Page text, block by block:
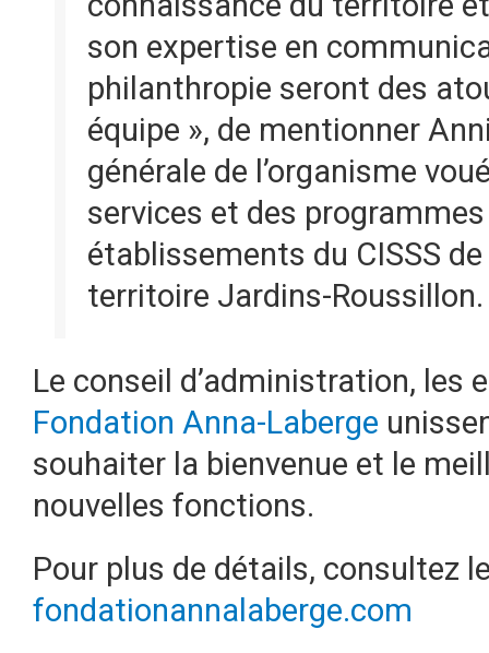
son expertise en
philanthropie seront des
équipe », de mentionner
générale de l’organisme
services et des
établissements du CISSS
territoire Jardins-Roussillon.
Le conseil d’administration, les
Fondation Anna-Laberge
souhaiter la bienvenue et le
nouvelles fonctions.
Pour plus de détails, consultez
fondationannalaberge.com